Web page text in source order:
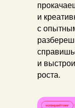
и
с
и
роста.